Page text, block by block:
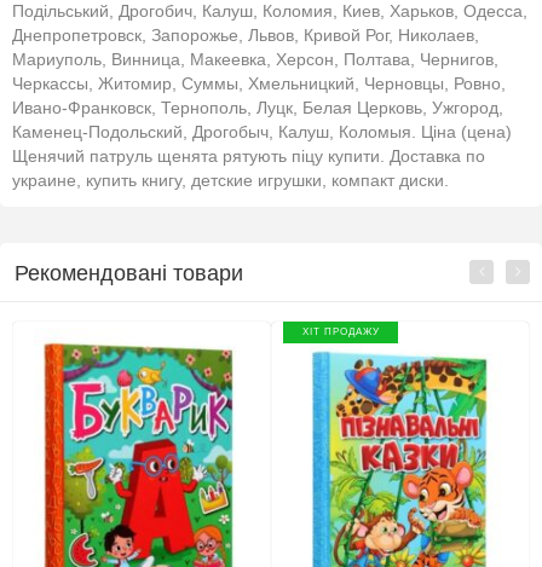
Подільський, Дрогобич, Калуш, Коломия, Киев, Харьков, Одесса,
Днепропетровск, Запорожье, Львов, Кривой Рог, Николаев,
Мариуполь, Винница, Макеевка, Херсон, Полтава, Чернигов,
Черкассы, Житомир, Суммы, Хмельницкий, Черновцы, Ровно,
Ивано-Франковск, Тернополь, Луцк, Белая Церковь, Ужгород,
Каменец-Подольский, Дрогобыч, Калуш, Коломыя. Ціна (цена)
Щенячий патруль щенята рятують піцу купити. Доставка по
украине, купить книгу, детские игрушки, компакт диски.
Рекомендовані товари
ХІТ ПРОДАЖУ